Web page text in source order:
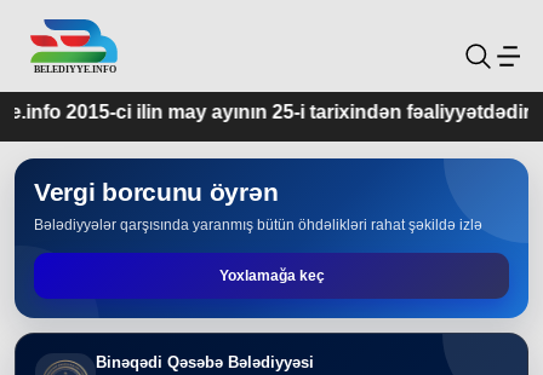
ayının 25-i tarixindən fəaliyyətdədir.
Vergi borcunu öyrən
Bələdiyyələr qarşısında yaranmış bütün öhdəlikləri rahat şəkildə izlə
Yoxlamağa keç
Binəqədi Qəsəbə Bələdiyyəsi